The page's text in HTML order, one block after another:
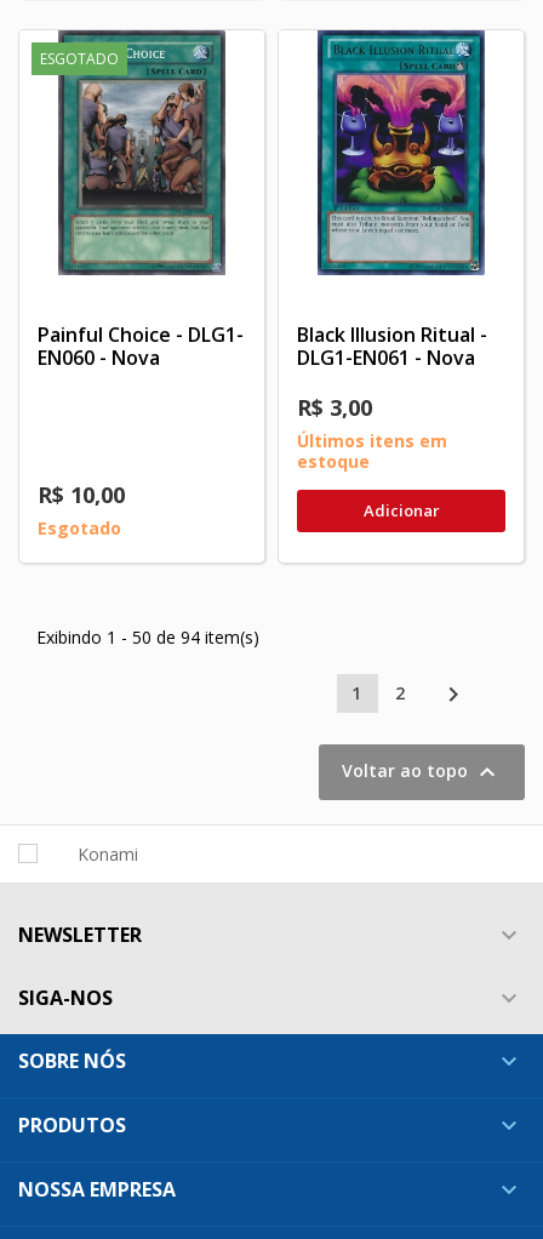
ESGOTADO
Painful Choice - DLG1-
EN060 - Nova
R$ 10,00
Esgotado
Black Illusion Ritual -
DLG1-EN061 - Nova
R$ 3,00
Últimos itens em
estoque
Adicionar
Exibindo 1 - 50 de 94 item(s)
1 2 
Voltar ao topo 
NEWSLETTER 
SIGA-NOS 
SOBRE NÓS 
PRODUTOS 
NOSSA EMPRESA 